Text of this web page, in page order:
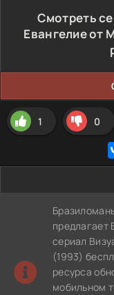
Смотреть
Евангелие от
1 0
предлагает
сериал
(1993)
ресурса
мобильном